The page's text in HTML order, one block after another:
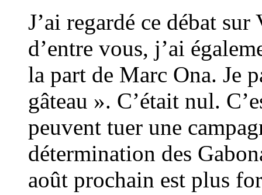
J’ai regardé ce débat
d’entre vous, j’ai
la part de Marc Ona. Je
gâteau ». C’était nul.
peuvent tuer une
détermination des
août prochain est plus